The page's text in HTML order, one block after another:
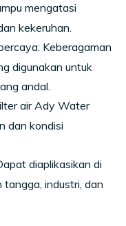
mengatasi
kekeruhan.
Keberagaman
digunakan untuk
andal.
air Ady Water
dan kondisi
diaplikasikan di
industri, dan